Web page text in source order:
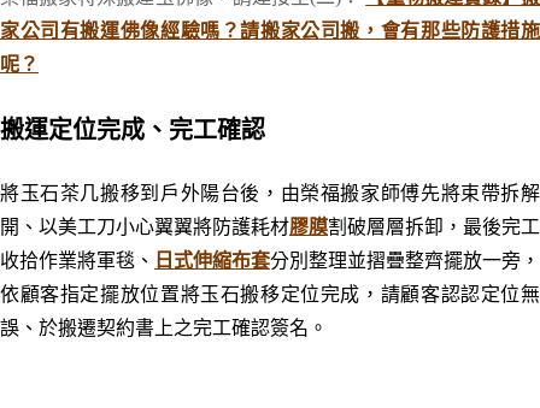
家公司有搬運佛像經驗嗎？請搬家公司搬，會有那些防護措施
呢？
搬運定位完成、完工確認
將玉石茶几搬移到戶外陽台後，由榮福搬家師傅先將束帶拆解
開、以美工刀小心翼翼將防護耗材膠膜割破層層拆卸，最後完工
收拾作業將軍毯、 日式伸縮布套分別整理並摺疊整齊擺放一旁，
依顧客指定擺放位置將玉石搬移定位完成 ， 請顧客認認定位無
誤、於搬遷契約書上之完工確認簽名。